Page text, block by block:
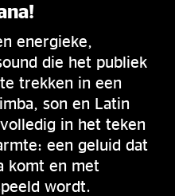
energieke,
die het publiek
trekken in een
son en Latin
in het teken
een geluid dat
komt en met
wordt.